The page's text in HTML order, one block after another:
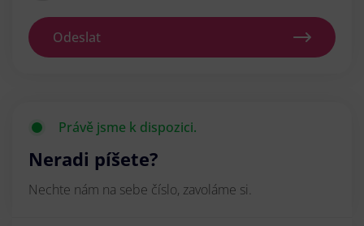
Odeslat
Právě jsme k dispozici.
Neradi píšete?
Nechte nám na sebe číslo, zavoláme si.